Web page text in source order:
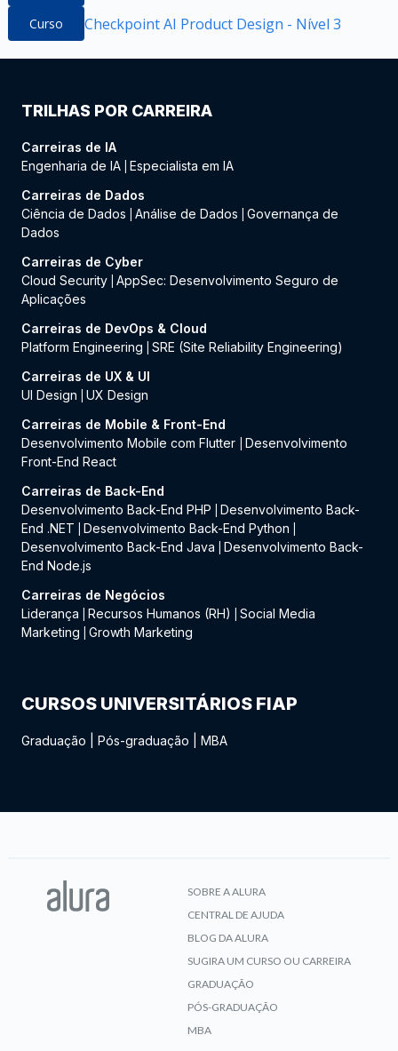
Curso Checkpoint AI Product Design - Nível 3
TRILHAS POR CARREIRA
Carreiras de IA
Engenharia de IA Especialista em IA
Carreiras de Dados
Ciência de Dados
Análise de Dados
Governança de
Dados
Carreiras de Cyber
Cloud Security AppSec: Desenvolvimento Seguro de
Aplicações
Carreiras de DevOps & Cloud
Platform Engineering
SRE (Site Reliability Engineering)
Carreiras de UX & UI
UI Design
UX Design
Carreiras de Mobile & Front-End
Desenvolvimento Mobile com Flutter
Desenvolvimento
Front-End React
Carreiras de Back-End
Desenvolvimento Back-End PHP
Desenvolvimento Back-
End .NET
Desenvolvimento Back-End Python
Desenvolvimento Back-End Java
Desenvolvimento Back-
End Node.js
Carreiras de Negócios
Liderança
Recursos Humanos (RH)
Social Media
Marketing
Growth Marketing
CURSOS UNIVERSITÁRIOS FIAP
Graduação Pós-graduação MBA
SOBRE A ALURA
CENTRAL DE AJUDA
BLOG DA ALURA
SUGIRA UM CURSO OU CARREIRA
GRADUAÇÃO
PÓS-GRADUAÇÃO
MBA